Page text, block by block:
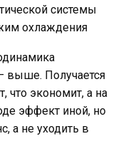
системы
охлаждения
выше. Получается
что экономит, а на
эффект иной, но
а не уходить в